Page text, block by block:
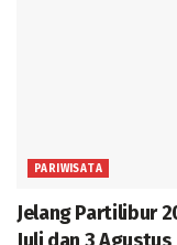
PARIWISATA
Jelang Partilibur